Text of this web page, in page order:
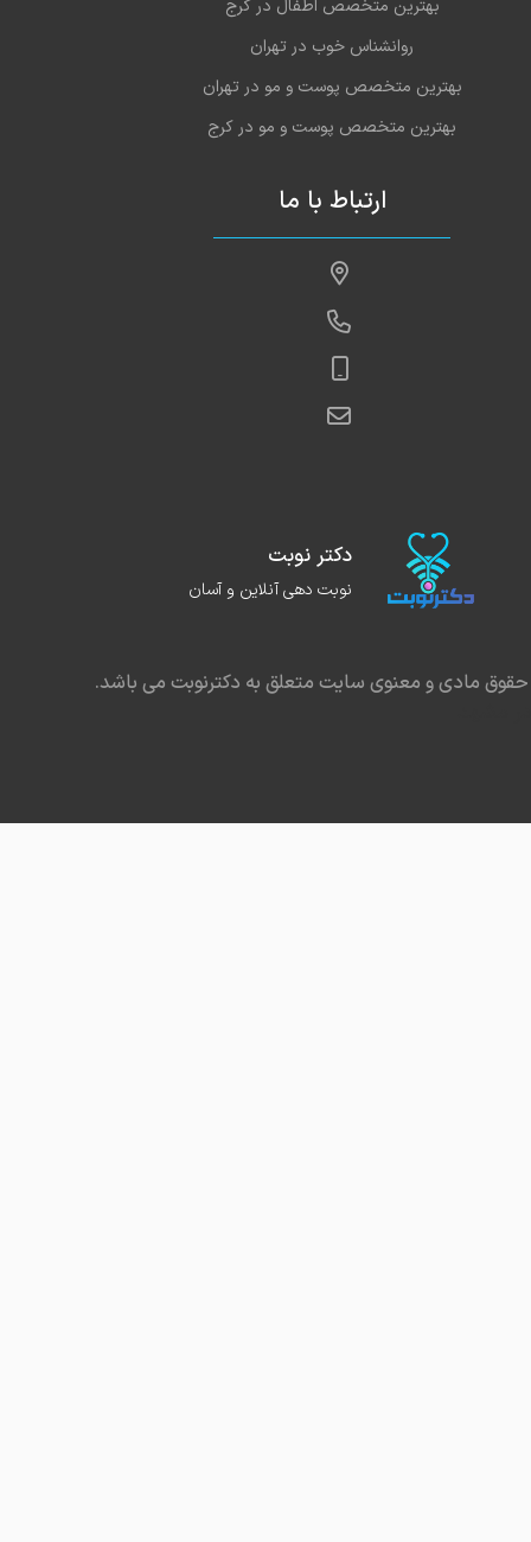
بهترین متخصص اطفال در کرج
روانشناس خوب در تهران
بهترین متخصص پوست و مو در تهران
بهترین متخصص پوست و مو در کرج
ارتباط با ما
دکتر نوبت
نوبت دهی آنلاین و آسان
مادی و معنوی سایت متعلق به دکترنوبت می باشد.